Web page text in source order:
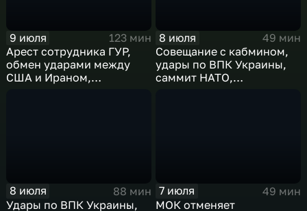
9 июля
123 мин
Арест сотрудника ГУР,
обмен ударами между
США и Ираном,
8 июля
49 мин
Совещание с кабмином,
удары по ВПК Украины,
саммит НАТО,
8 июля
88 мин
Удары по ВПК Украины,
7 июля
49 мин
МОК отменяет